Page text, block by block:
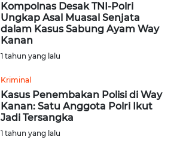
Kompolnas Desak TNI-Polri
Ungkap Asal Muasal Senjata
dalam Kasus Sabung Ayam Way
Kanan
1 tahun yang lalu
Kriminal
Kasus Penembakan Polisi di Way
Kanan: Satu Anggota Polri Ikut
Jadi Tersangka
1 tahun yang lalu